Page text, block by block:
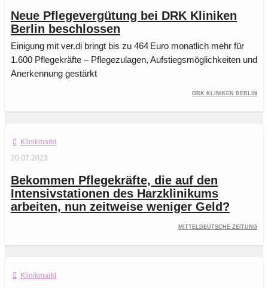
Neue Pflegevergütung bei DRK Kliniken
Berlin beschlossen
Einigung mit ver.di bringt bis zu 464 Euro monatlich mehr für
1.600 Pflegekräfte – Pflegezulagen, Aufstiegsmöglichkeiten und
Anerkennung gestärkt
DRK Kliniken Berlin
Klinikmarkt
20.07.2023
Bekommen Pflegekräfte, die auf den
Intensivstationen des Harzklinikums
arbeiten, nun zeitweise weniger Geld?
Mitteldeutsche Zeitung
Klinikmarkt